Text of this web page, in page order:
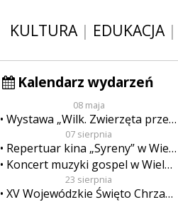
KULTURA| EDUKACJA|
Kalendarz wydarzeń
08 maja
Wystawa „Wilk. Zwierzęta przeklęte”
07 sierpnia
Repertuar kina „Syreny” w Wieluniu w dn. od 7 do 13 sierpnia
Koncert muzyki gospel w Wieluniu
23 sierpnia
XV Wojewódzkie Święto Chrzanu